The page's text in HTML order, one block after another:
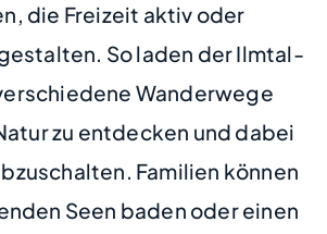
die Freizeit aktiv oder
So laden der Ilmtal-
Wanderwege
zu entdecken und dabei
Familien können
Seen baden oder einen